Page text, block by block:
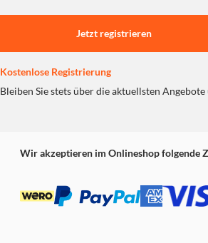
Jetzt registrieren
Kostenlose Registrierung
Bleiben Sie stets über die aktuellsten
Wir akzeptieren im Onlineshop folgende